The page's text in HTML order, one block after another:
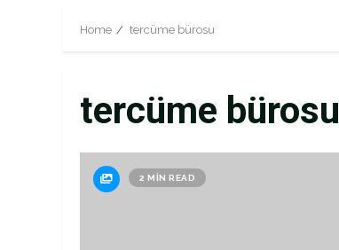
Home tercüme bürosu
tercüme bürosu
2 MIN READ